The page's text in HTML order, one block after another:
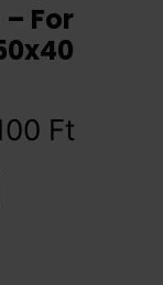
– For
Ft